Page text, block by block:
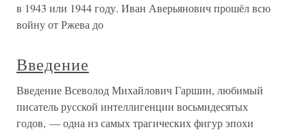
в 1943 или 1944 году. Иван Аверьянович прошёл всю
войну от Ржева до
Введение
Введение Всеволод Михайлович Гаршин, любимый
писатель русской интеллигенции восьмидесятых
годов, — одна из самых трагических фигур эпохи